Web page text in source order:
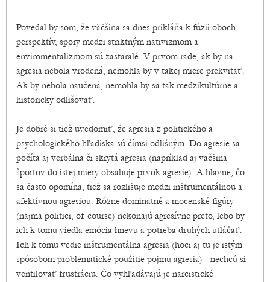
Povedal by som, že väčšina sa dnes prikláňa k fúzii oboch
perspektív, spory medzi striktným nativizmom a
enviromentalizmom sú zastaralé. V prvom rade, ak by na
agresia nebola vrodená, nemohla by v takej miere prekvitať.
Ak by nebola naučená, nemohla by sa tak medzikultúrne a
historicky odlišovať.
Je dobré si tiež uvedomiť, že agresia z politického a
psychologického hľadiska sú čímsi odlišným. Do agresie sa
počíta aj verbálna či skrytá agresia (napríklad aj väčšina
športov do istej miery obsahuje prvok agresie). A hlavne, čo
sa často opomína, tiež sa rozlišuje medzi inštrumentálnou a
afektívnou agresiou. Rôzne dominatné a mocenské figúry
(najmä politici, of course) nekonajú agresívne preto, lebo by
ich k tomu viedla emócia hnevu a potreba druhých utláčať.
Ich k tomu vedie inštrumentálna agresia (hoci aj tu je istým
spôsobom problematické použitie pojmu agresia) - nechcú si
ventilovať frustráciu. Čo vyhľadávajú je narcistické